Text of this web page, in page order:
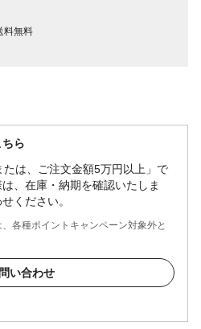
料無料
ら
たは、ご注文金額5万円以上」で
、在庫・納期を確認いたしま
ください。
各種ポイントキャンペーン対象外と
い合わせ